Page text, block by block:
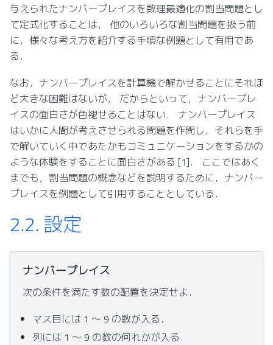
与えられたナンバープレイスを数理最適化の割当問題とし
て定式化することは， 他のいろいろな割当問題を扱う前
に，様々な考え方を紹介する手頃な例題として有用であ
る．
なお，ナンバープレイスを計算機で解かせることにそれほ
ど大きな困難はないが， だからといって，ナンバープレ
イスの面白さが色褪せることはない． ナンバープレイス
はいかに人間が考えさせられる問題を作問し，それらを手
で解いていく中であたかもコミュニケーションをするかの
ような体験をすることに面白さがある [1]． ここではあく
までも，割当問題の概念などを説明するために，ナンバー
プレイスを例題として引用することとしている．
2.2. 設定
ナンバープレイス
次の条件を満たす数の配置を決定せよ．
マス目には 1 ～ 9 の数が入る．
列には 1 ～ 9 の数の何れかが入る．